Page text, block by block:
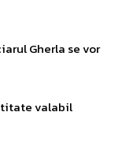
Gherla se vor
valabil